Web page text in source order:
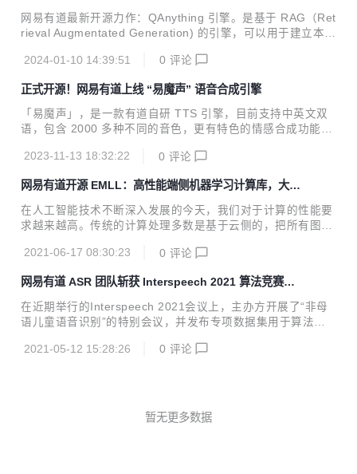
网易有道最新开源力作：QAnything 引擎。是基于 RAG（Ret
rieval Augmentated Generation) 的引擎，可以用于建立本地
2024-01-10 14:39:51
0 评论
正式开源！网易有道上线 “易魔声” 语音合成引擎
「易魔声」，是一款有道自研 TTS 引擎，目前支持中英文双
语，包含 2000 多种不同的音色，更有特色的情感合成功能，
2023-11-13 18:32:22
0 评论
网易有道开源 EMLL：高性能端侧机器学习计算库，大幅
提高计算性能
在人工智能技术不断深入发展的今天，我们对于计算的性能要
求越来越高。传统的计算处理多数是基于云侧的，把所有图
馈。但是随着数据的指数式增长，依靠云侧的计算已经显现了
等，因此端侧的推理则愈发重要。 在这样的背景下，网易有道
AI团队自主设计研发了高性能端侧机器学习计算库——EMLL
(Edge ML Library)，并已在近日开源。 EMLL 为加速端侧 AI
支持fp32、fp16、int8等数据类型，已在网易有道词典笔、翻
2021-06-17 08:30:23 0 评论
网易有道 ASR 团队斩获 Interspeech 2021 算法竞赛两
项冠军
在近期举行的Interspeech 2021会议上，主办方开展了“非母
语儿童语音识别”的特别会议，并发布专项数据集用于算法评
共分为4个细分赛道，网易有道ASR团队斩获其中2项冠军与1
盛会，历届Interspeech会议都备受全球各地语音语言领域人
2021-05-12 15:28:26 0 评论
暂无更多数据